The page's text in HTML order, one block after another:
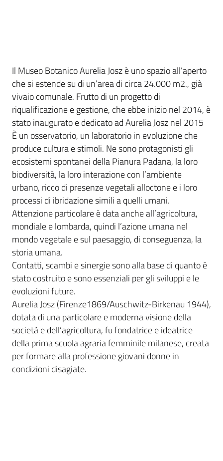
Il Museo Botanico Aurelia Josz è uno spazio all’aperto
che si estende su di un’area di circa 24.000 m2., già
vivaio comunale. Frutto di un progetto di
riqualificazione e gestione, che ebbe inizio nel 2014, è
stato inaugurato e dedicato ad Aurelia Josz nel 2015
È un osservatorio, un laboratorio in evoluzione che
produce cultura e stimoli. Ne sono protagonisti gli
ecosistemi spontanei della Pianura Padana, la loro
biodiversità, la loro interazione con l’ambiente
urbano, ricco di presenze vegetali alloctone e i loro
processi di ibridazione simili a quelli umani.
Attenzione particolare è data anche all’agricoltura,
mondiale e lombarda, quindi l’azione umana nel
mondo vegetale e sul paesaggio, di conseguenza, la
storia umana.
Contatti, scambi e sinergie sono alla base di quanto è
stato costruito e sono essenziali per gli sviluppi e le
evoluzioni future.
Aurelia Josz (Firenze1869/Auschwitz-Birkenau 1944),
dotata di una particolare e moderna visione della
società e dell’agricoltura, fu fondatrice e ideatrice
della prima scuola agraria femminile milanese, creata
per formare alla professione giovani donne in
condizioni disagiate.